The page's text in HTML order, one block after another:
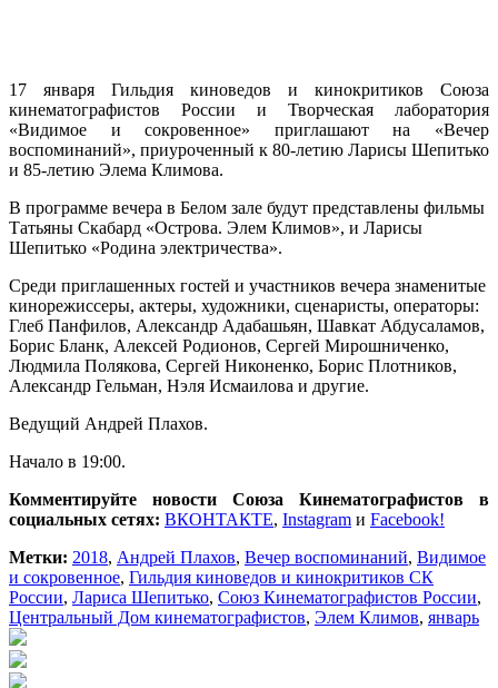
17 января Гильдия киноведов и кинокритиков Союза
кинематографистов России и Творческая лаборатория
«Видимое и сокровенное» приглашают на «Вечер
воспоминаний», приуроченный к 80-летию Ларисы Шепитько
и 85-летию Элема Климова.
В программе вечера в Белом зале будут представлены фильмы
Татьяны Скабард «Острова. Элем Климов», и Ларисы
Шепитько «Родина электричества».
Среди приглашенных гостей и участников вечера знаменитые
кинорежиссеры, актеры, художники, сценаристы, операторы:
Глеб Панфилов, Александр Адабашьян, Шавкат Абдусаламов,
Борис Бланк, Алексей Родионов, Сергей Мирошниченко,
Людмила Полякова, Сергей Никоненко, Борис Плотников,
Александр Гельман, Нэля Исмаилова и другие.
Ведущий Андрей Плахов.
Начало в 19:00.
Комментируйте новости Союза Кинематографистов в
социальных сетях: ВКОНТАКТЕ, Instagram и Facebook!
Метки: 2018, Андрей Плахов, Вечер воспоминаний, Видимое
и сокровенное, Гильдия киноведов и кинокритиков СК
России, Лариса Шепитько, Союз Кинематографистов России,
Центральный Дом кинематографистов, Элем Климов, январь